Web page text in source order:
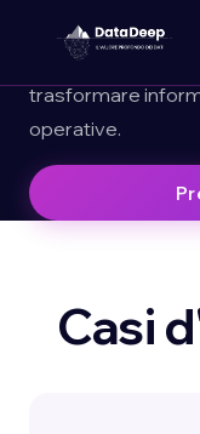
Modelli
trasformare
operative.
Casi